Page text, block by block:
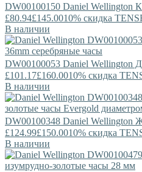
DW00100150 Daniel Wellington
£80.94£145.0010% скидка
В наличии
DW00100053 Daniel Wellington
£101.17£160.0010% скидка
В наличии
DW00100348 Daniel Wellington
£124.99£150.0010% скидка
В наличии